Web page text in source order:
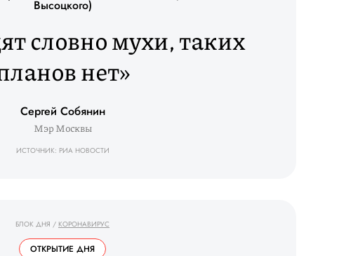
Высоцкого)
словно мухи, таких
нет»
Сергей Собянин
Мэр Москвы
ИСТОЧНИК: РИА НОВОСТИ
БЛОК ДНЯ / КОРОНАВИРУС
ОТКРЫТИЕ ДНЯ